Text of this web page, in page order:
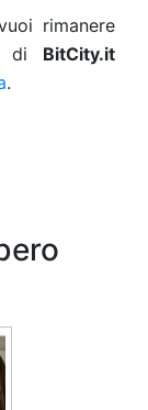
rimanere
di BitCity.it
.